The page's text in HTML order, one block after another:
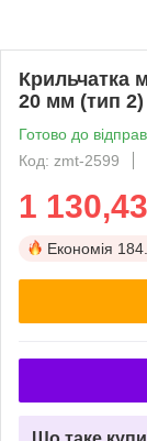
Крильчатка
20 мм (тип 2)
Готово до
Код: zmt-2599
1 130,43
Економія